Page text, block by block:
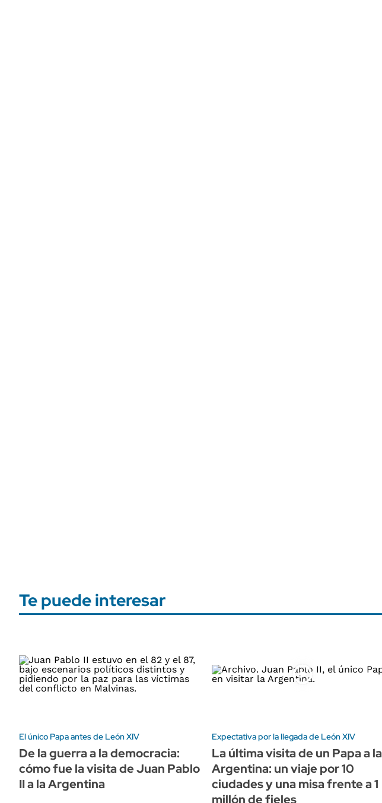
Te puede interesar
El único Papa antes de León XIV
De la guerra a la democracia:
cómo fue la visita de Juan Pablo
II a la Argentina
Expectativa por la llegada de León XIV
La última visita de un Papa a la
Argentina: un viaje por 10
ciudades y una misa frente a 1
millón de fieles